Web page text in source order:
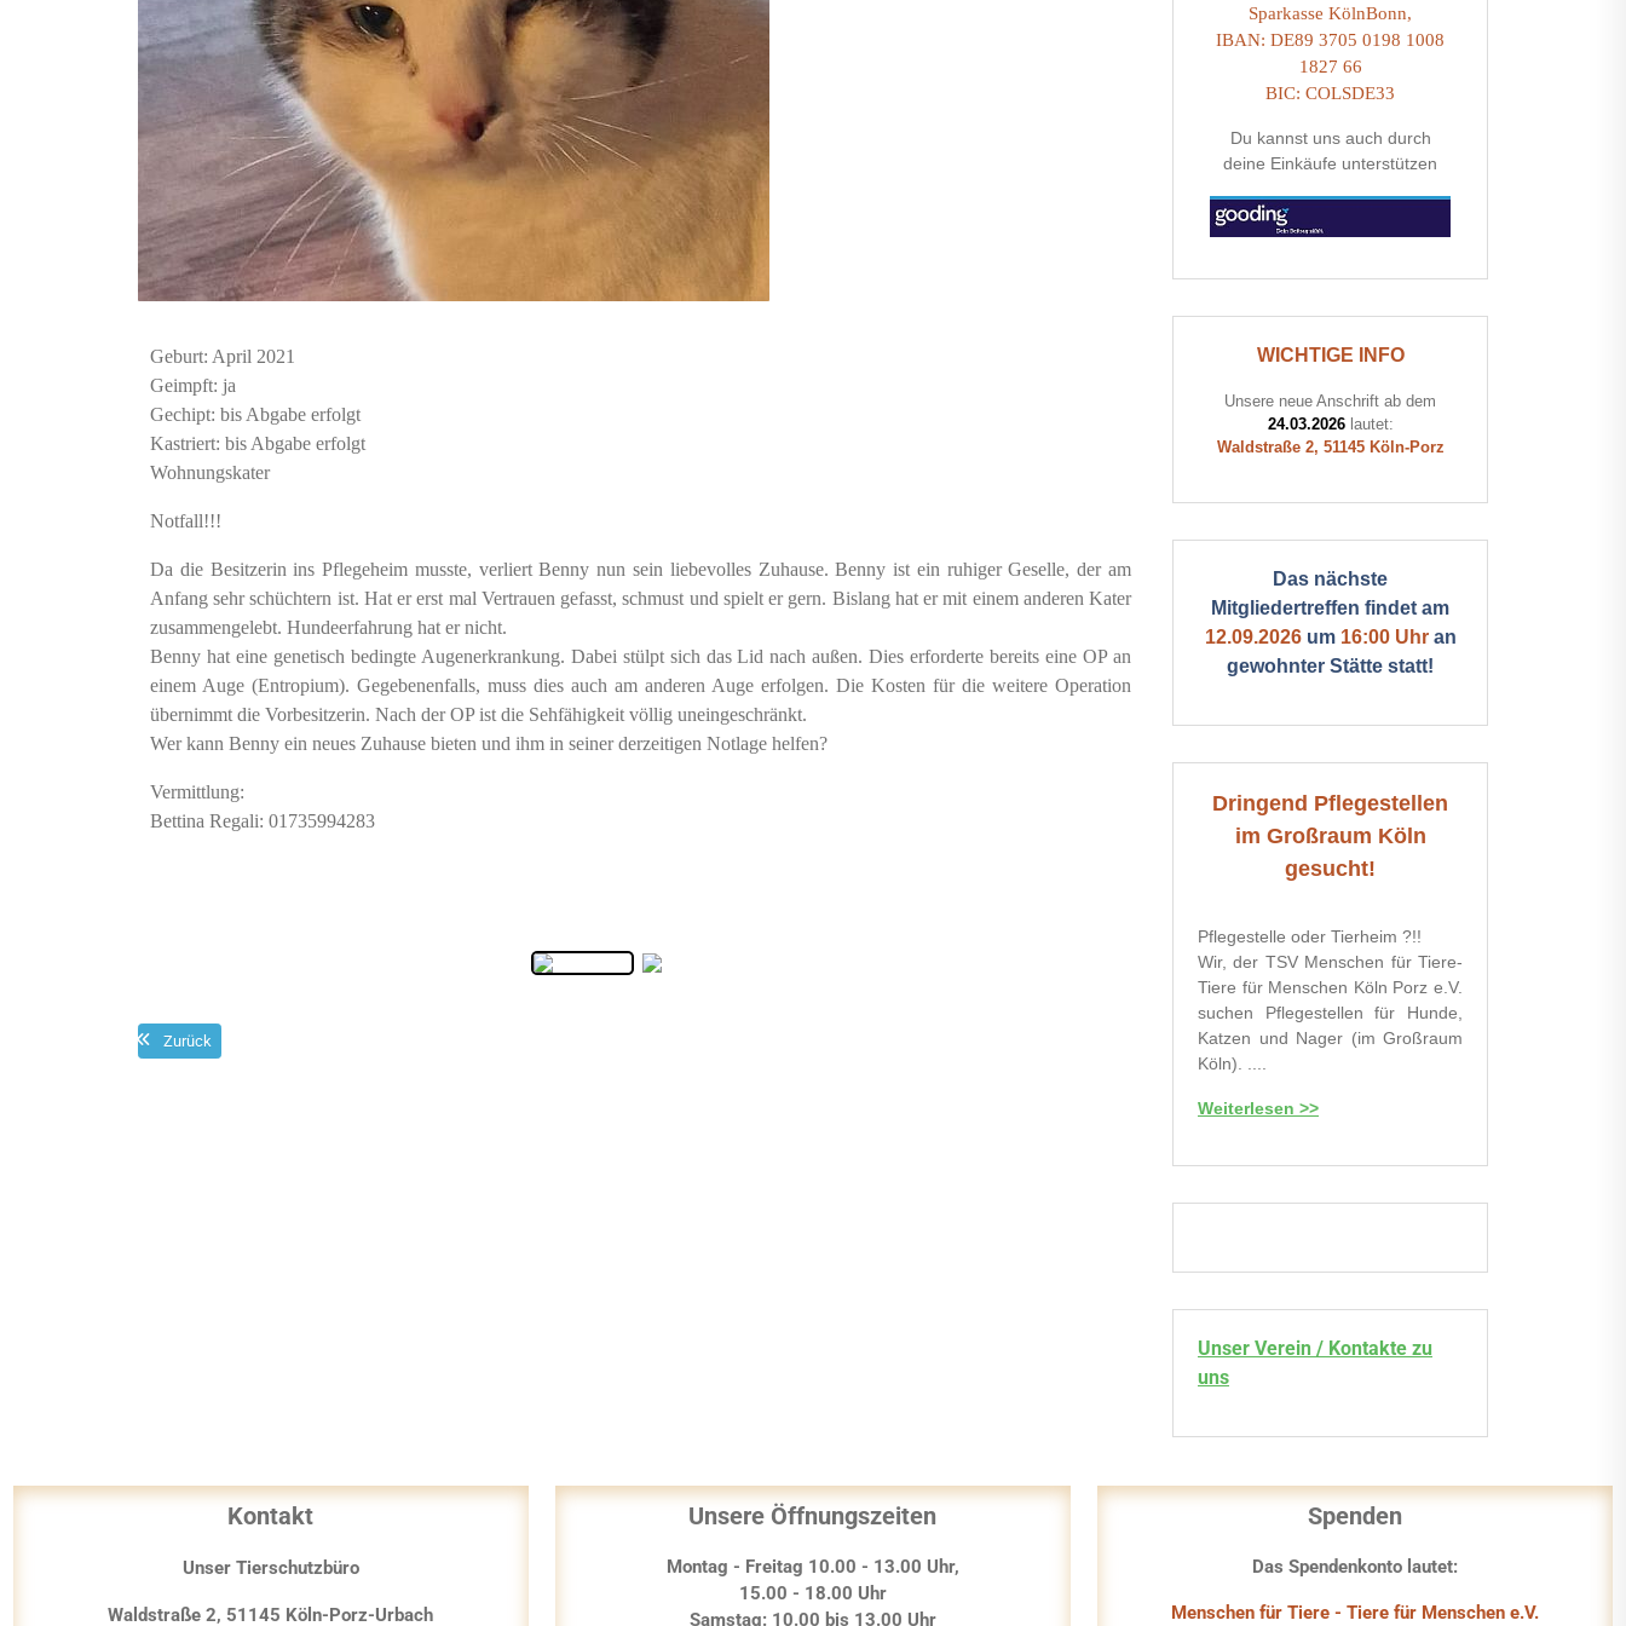
Geburt: April 2021
Geimpft: ja
Gechipt: bis Abgabe erfolgt
Kastriert: bis Abgabe erfolgt
Wohnungskater
Notfall!!!
Da die Besitzerin ins Pflegeheim musste, verliert Benny nun sein liebevolles Zuhause. Benny ist ein ruhiger Geselle, der am
Anfang sehr schüchtern ist. Hat er erst mal Vertrauen gefasst, schmust und spielt er gern. Bislang hat er mit einem anderen Kater
zusammengelebt. Hundeerfahrung hat er nicht.
Benny hat eine genetisch bedingte Augenerkrankung. Dabei stülpt sich das Lid nach außen. Dies erforderte bereits eine OP an
einem Auge (Entropium). Gegebenenfalls, muss dies auch am anderen Auge erfolgen. Die Kosten für die weitere Operation
übernimmt die Vorbesitzerin. Nach der OP ist die Sehfähigkeit völlig uneingeschränkt.
Wer kann Benny ein neues Zuhause bieten und ihm in seiner derzeitigen Notlage helfen?
Vermittlung:
Bettina Regali: 01735994283
Zurück
Sparkasse KölnBonn,
IBAN: DE89 3705 0198 1008
1827 66
BIC: COLSDE33
Du kannst uns auch durch
deine Einkäufe unterstützen
WICHTIGE INFO
Unsere neue Anschrift ab dem
24.03.2026lautet:
Waldstraße 2, 51145 Köln-Porz
Das nächste
Mitgliedertreffen findet am
12.09.2026um 16:00 Uhran
gewohnter Stätte statt!
Dringend Pflegestellen
im Großraum Köln
gesucht!
Pflegestelle oder Tierheim ?!!
Wir, der TSV Menschen für Tiere-
Tiere für Menschen Köln Porz e.V.
suchen Pflegestellen für Hunde,
Katzen und Nager (im Großraum
Köln). ....
Weiterlesen >>
Unser Verein / Kontakte zu
uns
Kontakt
Unser Tierschutzbüro
Waldstraße 2, 51145 Köln-Porz-Urbach
Unsere Öffnungszeiten
Montag - Freitag 10.00 - 13.00 Uhr,
15.00 - 18.00 Uhr
Samstag: 10.00 bis 13.00 Uhr
Spenden
Das Spendenkonto lautet:
Menschen für Tiere - Tiere für Menschen e.V.